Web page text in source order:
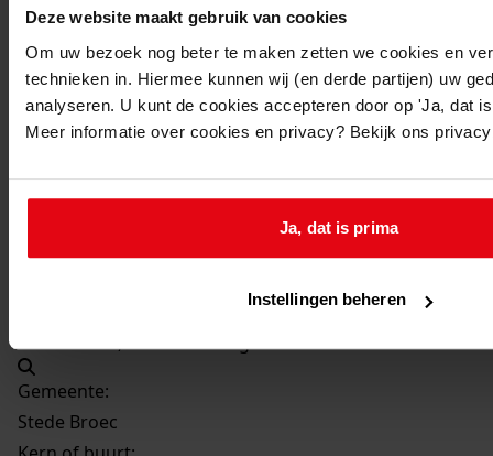
Deze website maakt gebruik van cookies
Om uw bezoek nog beter te maken zetten we cookies en
technieken in. Hiermee kunnen wij (en derde partijen) uw
analyseren. U kunt de cookies accepteren door op 'Ja, dat
Meer informatie over cookies en privacy? Bekijk ons
Ja, dat is prima
Instellingen beheren
1991
Beschrijving:
Plaatsen van een bijkeuken
Datum vergunning:
23-04-1991
Bovenkarspel, Watermolenweg 5
Stede Broec, sectie C 1754 ged
Gemeente:
Stede Broec